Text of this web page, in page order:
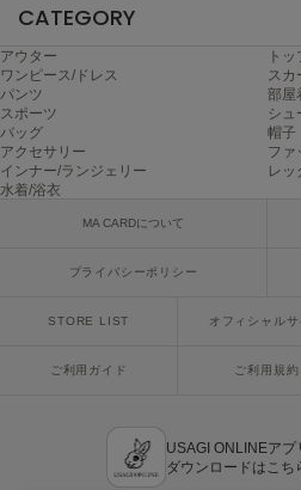
On
オン
Onitsuka Tiger
オニツカ タイガー
ORGUE
PATRICK
Philly chocolate
フィリーチョコレート
CATEGORY
アウター
トッ
ワンピース/ドレス
スカ
パンツ
部屋
スポーツ
シュ
バッグ
帽子
アクセサリー
ファ
インナー/ランジェリー
レッ
水着/浴衣
MA CARDについて
プライバシーポリシー
STORE LIST オフィシャルサ
ご利用ガイド ご利用規約
USAGI ONLINEアプ
ダウンロードはこち